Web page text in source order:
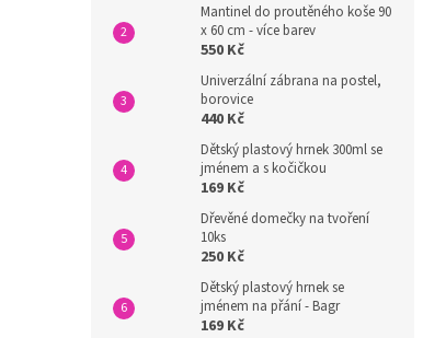
Mantinel do proutěného koše 90
x 60 cm - více barev
550 Kč
Univerzální zábrana na postel,
borovice
440 Kč
Dětský plastový hrnek 300ml se
jménem a s kočičkou
169 Kč
Dřevěné domečky na tvoření
10ks
250 Kč
Dětský plastový hrnek se
jménem na přání - Bagr
169 Kč